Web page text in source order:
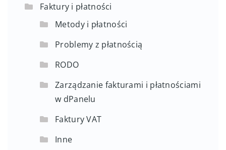
Faktury i płatności
Metody i płatności
Problemy z płatnością
RODO
Zarządzanie fakturami i płatnościami
w dPanelu
Faktury VAT
Inne